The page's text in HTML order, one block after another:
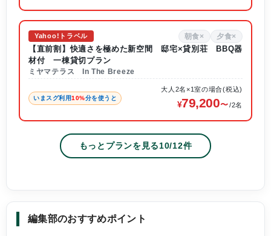
Yahoo!トラベル 朝食× 夕食×
【直前割】快適さを極めた新空間 邸宅×貸別荘 BBQ器
材付 一棟貸切プラン
ミヤマテラス In The Breeze
いまスグ利用10%分を使うと
大人2名×1室の場合(税込)
79,200 /2名
もっとプランを見る10/12件
編集部のおすすめポイント